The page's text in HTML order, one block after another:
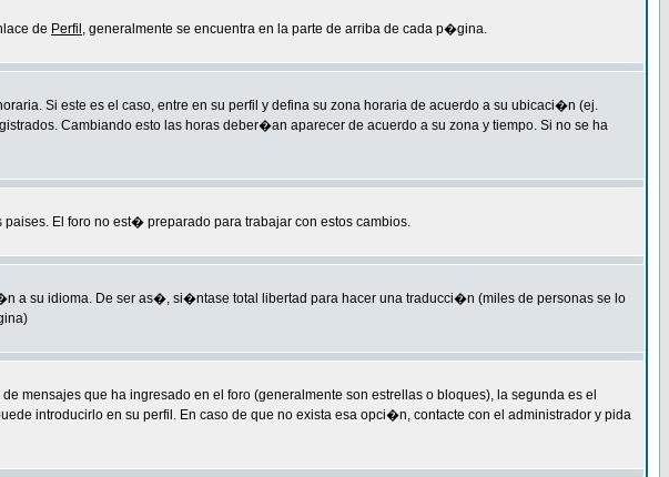
de Perfil , generalmente se encuentra en la parte de arriba de cada p�gina.
Si este es el caso, entre en su perfil y defina su zona horaria de acuerdo a su ubicaci�n (ej.
Cambiando esto las horas deber�an aparecer de acuerdo a su zona y tiempo. Si no se ha
El foro no est� preparado para trabajar con estos cambios.
a su idioma. De ser as�, si�ntase total libertad para hacer una traducci�n (miles de personas se lo
que ha ingresado en el foro (generalmente son estrellas o bloques), la segunda es el
introducirlo en su perfil. En caso de que no exista esa opci�n, contacte con el administrador y pida